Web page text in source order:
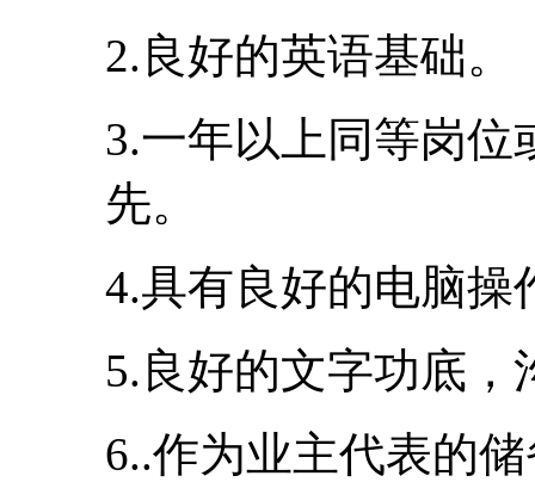
2.良好的英语基础。
3.一年以上同等岗
先。
4.具有良好的电脑操
5.良好的文字功底
6..作为业主代表的